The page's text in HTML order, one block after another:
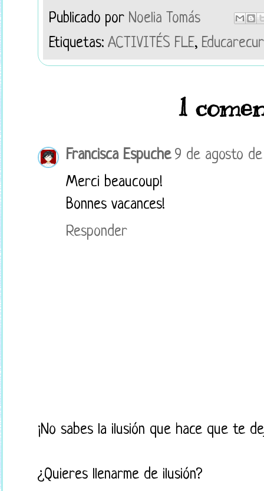
Publicado por Noelia Tomás
Etiquetas: ACTIVITÉS FLE,
1
Francisca Espuche 9 de agosto de
Merci beaucoup!
Bonnes vacances!
Responder
¡No sabes la ilusión que hace que te
¿Quieres llenarme de ilusión?